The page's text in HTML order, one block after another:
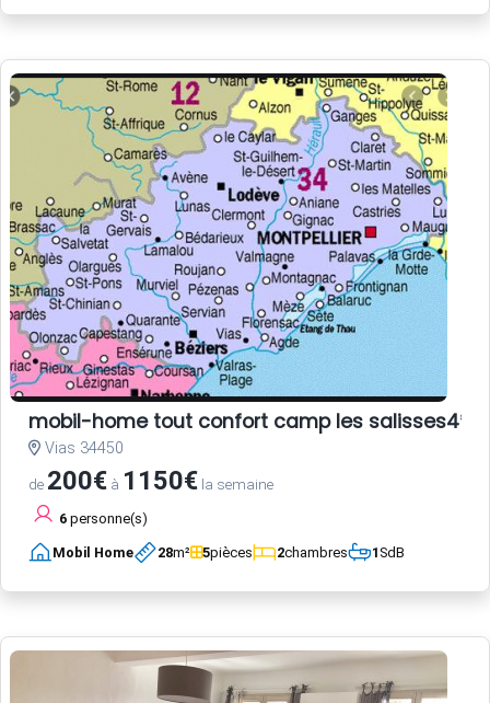
mobil-home tout confort camp les salisses4*
Vias 34450
de 200€ à 1150€ la semaine
6 personne(s)
Mobil Home 28m² 5pièces 2chambres 1SdB